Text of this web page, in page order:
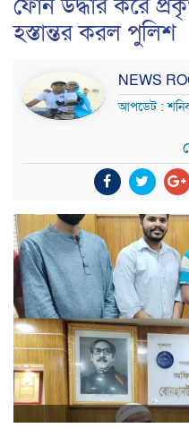
ফোন উদ্ধার করে
হস্তান্তর করল পুলিশ
NEWS
আপডেট :